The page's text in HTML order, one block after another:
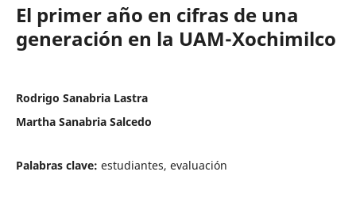
El primer año en cifras de una
generación en la UAM-Xochimilco
Rodrigo Sanabria Lastra
Martha Sanabria Salcedo
Palabras clave: estudiantes, evaluación